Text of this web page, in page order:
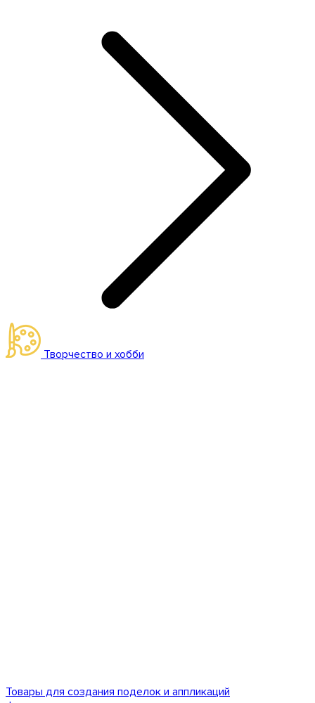
Творчество и хобби
Товары для создания поделок и аппликаций